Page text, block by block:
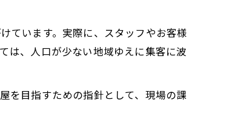
ています。実際に、スタッフやお客様
は、人口が少ない地域ゆえに集客に波
を目指すための指針として、現場の課